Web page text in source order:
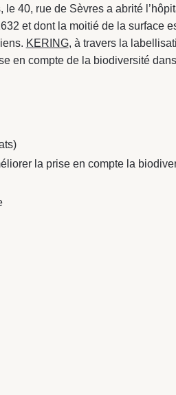
40, rue de Sèvres a abrité
et dont la moitié de la surface
KERING, à travers la
en compte de la biodiversité
la prise en compte la